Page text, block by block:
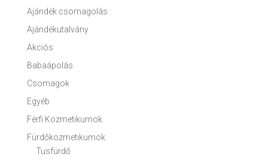
Ajándék csomagolás
Ajándékutalvány
Akciós
Babaápolás
Csomagok
Egyéb
Férfi Kozmetikumok
Fürdőkozmetikumok
Tusfürdő